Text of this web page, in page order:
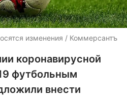
изменения / Коммерсантъ
коронавирусной
футбольным
внести